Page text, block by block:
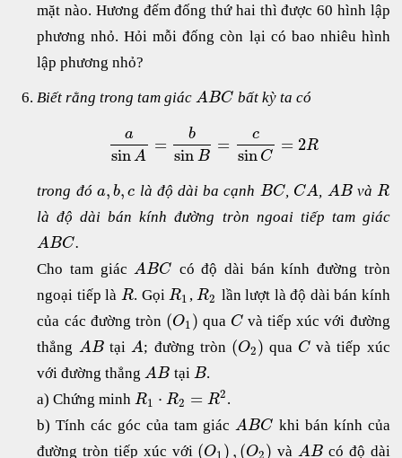
mặt nào. Hương đếm đống thứ hai thì được 60 hình lập
phương nhỏ. Hỏi mỗi đống còn lại có bao nhiêu hình
lập phương nhỏ?
Biết rằng trong tam giácABC bất kỳ ta có
a
sinA
= b
sin B
= c
sin C
= 2R
trong đó a, b, c là độ dài ba cạnh BC, CA, ABvàR
là độ dài bán kính đường tròn ngoai tiếp tam giác
ABC.
Cho tam giácABC có độ dài bán kính đường tròn
ngoại tiếp là R. GọiR1 ,R2 lần lượt là độ dài bán kính
của các đường tròn (O1) qua C và tiếp xúc với đường
thẳng ABtạiA; đường tròn (O2) qua C và tiếp xúc
với đường thẳngAB tại B.
a) Chứng minhR1 ⋅ R2 = R2.
b) Tính các góc của tam giácABC khi bán kính của
đường tròn tiếp xúc với (O1 ) , (O2) và AB có độ dài